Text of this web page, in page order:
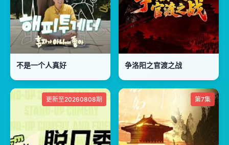
不是一个人真好 争洛阳之官渡之战
更新至20260808期 第7集